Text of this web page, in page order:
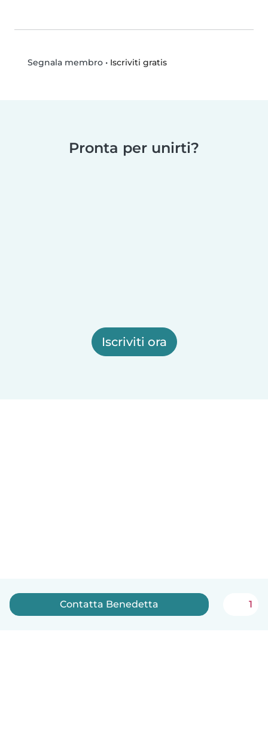
Segnala membro• Iscriviti gratis
Pronta per unirti?
Iscriviti ora
Contatta Benedetta 1